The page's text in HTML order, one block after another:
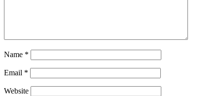
Name *
Email *
Website